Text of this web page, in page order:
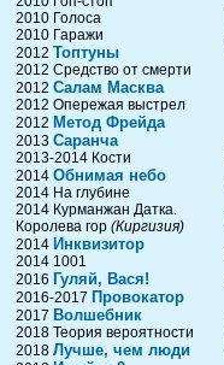
2010 Голоса
2010 Гаражи
2012 Топтуны
2012 Средство от смерти
2012 Салам Масква
2012 Опережая выстрел
2012 Метод Фрейда
2013 Саранча
2013-2014 Кости
2014 Обнимая небо
2014 На глубине
2014 Курманжан Датка.
Королева гор (Киргизия)
2014 Инквизитор
2014 1001
2016 Гуляй, Вася!
2016-2017 Провокатор
2017 Волшебник
2018 Теория вероятности
2018 Лучше, чем люди